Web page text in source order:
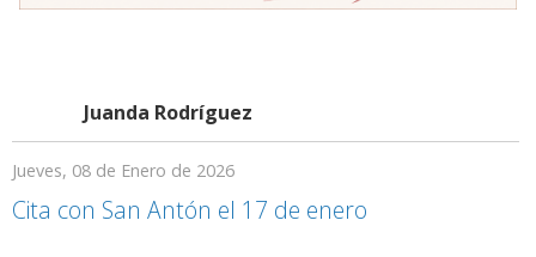
Juanda Rodríguez
Jueves, 08 de Enero de 2026
Cita con San Antón el 17 de enero